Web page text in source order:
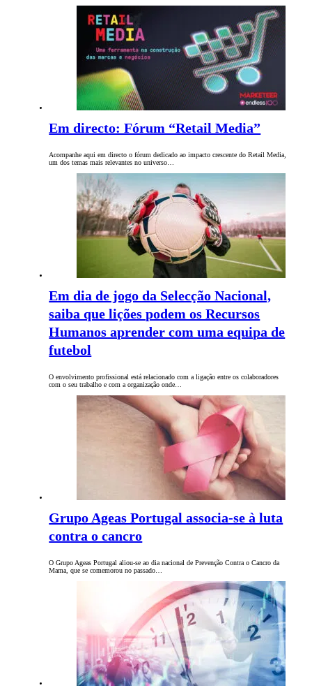
Em directo: Fórum “Retail Media”
Acompanhe aqui em directo o fórum dedicado ao impacto crescente do Retail Media,
um dos temas mais relevantes no universo…
Em dia de jogo da Selecção Nacional,
saiba que lições podem os Recursos
Humanos aprender com uma equipa de
futebol
O envolvimento profissional está relacionado com a ligação entre os colaboradores
com o seu trabalho e com a organização onde…
Grupo Ageas Portugal associa-se à luta
contra o cancro
O Grupo Ageas Portugal aliou-se ao dia nacional de Prevenção Contra o Cancro da
Mama, que se comemorou no passado…